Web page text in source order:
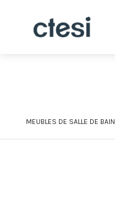
MEUBLES DE SALLE DE BAIN